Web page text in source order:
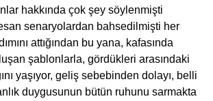
hakkında çok şey söylenmişti
senaryolardan bahsedilmişti her
attığından bu yana, kafasında
şablonlarla, gördükleri arasındaki
yaşıyor, geliş sebebinden dolayı, belli
duygusunun bütün ruhunu sarmakta